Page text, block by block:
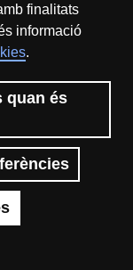
finalitats
informació
.
quan és